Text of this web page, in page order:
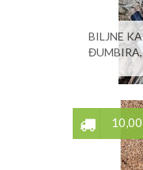
BILJNE